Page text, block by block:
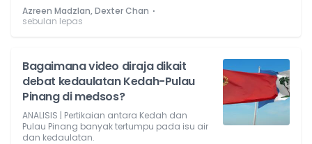
Azreen Madzlan, Dexter Chan ⋅
sebulan lepas
Bagaimana video diraja dikait
debat kedaulatan Kedah-Pulau
Pinang di medsos?
ANALISIS | Pertikaian antara Kedah dan
Pulau Pinang banyak tertumpu pada isu air
dan kedaulatan.